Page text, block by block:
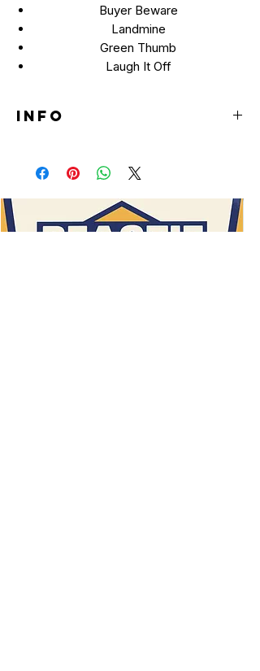
Buyer Beware
Landmine
Green Thumb
Laugh It Off
INFO